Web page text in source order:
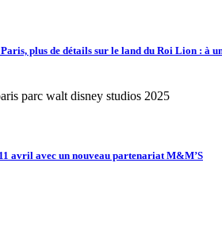
plus de détails sur le land du Roi Lion : à
avril avec un nouveau partenariat M&M’S